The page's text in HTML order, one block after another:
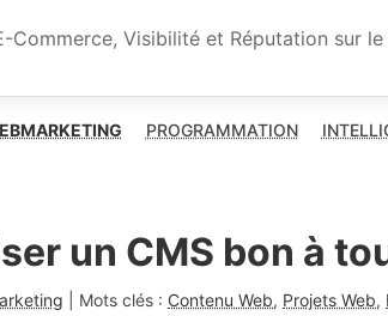
Commerce, Visibilité et Réputation sur le
PROGRAMMATION
un CMS bon à
| Mots clés : Contenu Web, Projets Web,